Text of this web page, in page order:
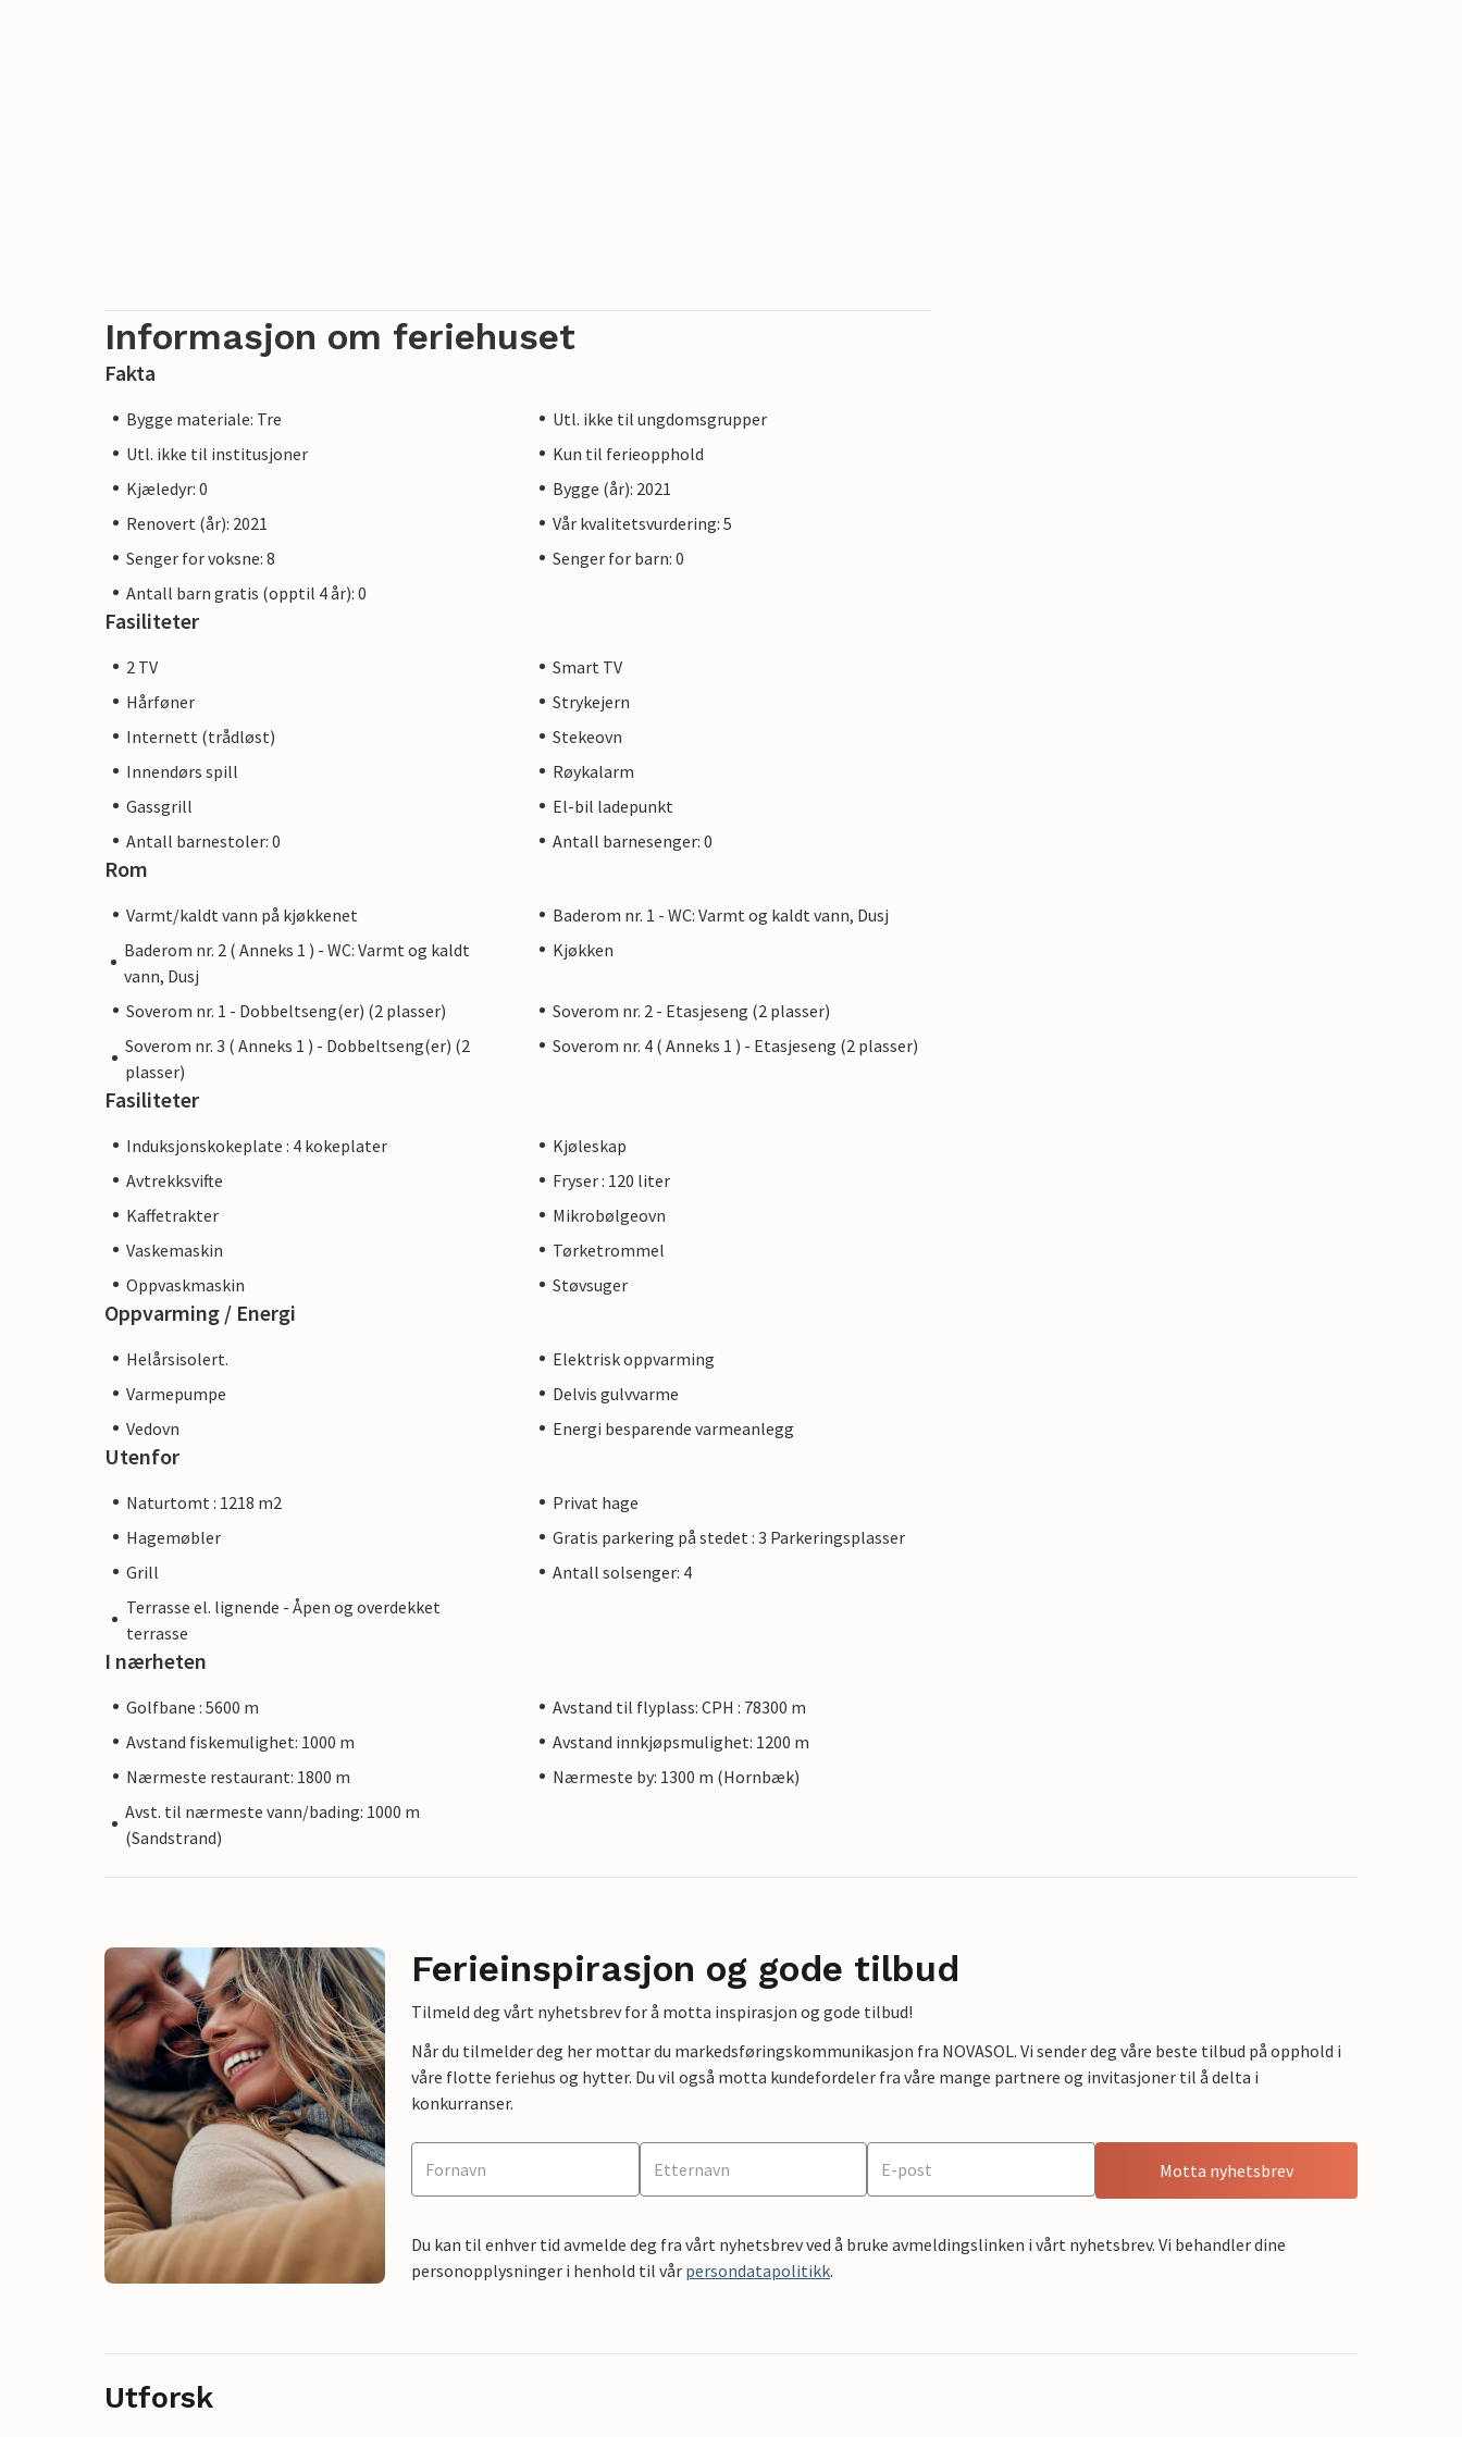
Informasjon om feriehuset
Fakta
Bygge materiale: Tre
Utl. ikke til ungdomsgrupper
Utl. ikke til institusjoner
Kun til ferieopphold
Kjæledyr: 0
Bygge (år): 2021
Renovert (år): 2021
Vår kvalitetsvurdering: 5
Senger for voksne: 8
Senger for barn: 0
Antall barn gratis (opptil 4 år): 0
Fasiliteter
2 TV
Smart TV
Hårføner
Strykejern
Internett (trådløst)
Stekeovn
Innendørs spill
Røykalarm
Gassgrill
El-bil ladepunkt
Antall barnestoler: 0
Antall barnesenger: 0
Rom
Varmt/kaldt vann på kjøkkenet
Baderom nr. 1 - WC: Varmt og kaldt vann, Dusj
Baderom nr. 2 ( Anneks 1 ) - WC: Varmt og kaldt
vann, Dusj
Kjøkken
Soverom nr. 1 - Dobbeltseng(er) (2 plasser)
Soverom nr. 2 - Etasjeseng (2 plasser)
Soverom nr. 3 ( Anneks 1 ) - Dobbeltseng(er) (2
plasser)
Soverom nr. 4 ( Anneks 1 ) - Etasjeseng (2 plasser)
Fasiliteter
Induksjonskokeplate : 4 kokeplater
Kjøleskap
Avtrekksvifte
Fryser : 120 liter
Kaffetrakter
Mikrobølgeovn
Vaskemaskin
Tørketrommel
Oppvaskmaskin
Støvsuger
Oppvarming / Energi
Helårsisolert.
Elektrisk oppvarming
Varmepumpe
Delvis gulvvarme
Vedovn
Energi besparende varmeanlegg
Utenfor
Naturtomt : 1218 m2
Privat hage
Hagemøbler
Gratis parkering på stedet : 3 Parkeringsplasser
Grill
Antall solsenger: 4
Terrasse el. lignende - Åpen og overdekket
terrasse
I nærheten
Golfbane : 5600 m
Avstand til flyplass: CPH : 78300 m
Avstand fiskemulighet: 1000 m
Avstand innkjøpsmulighet: 1200 m
Nærmeste restaurant: 1800 m
Nærmeste by: 1300 m (Hornbæk)
Avst. til nærmeste vann/bading: 1000 m
(Sandstrand)
Ferieinspirasjon og gode tilbud
Tilmeld deg vårt nyhetsbrev for å motta inspirasjon og gode tilbud!
Når du tilmelder deg her mottar du markedsføringskommunikasjon fra NOVASOL. Vi sender deg våre beste tilbud på opphold i
våre flotte feriehus og hytter. Du vil også motta kundefordeler fra våre mange partnere og invitasjoner til å delta i
konkurranser.
Motta nyhetsbrev
Du kan til enhver tid avmelde deg fra vårt nyhetsbrev ved å bruke avmeldingslinken i vårt nyhetsbrev. Vi behandler dine
personopplysninger i henhold til vår persondatapolitikk.
Utforsk